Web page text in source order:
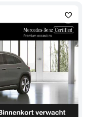
favorite